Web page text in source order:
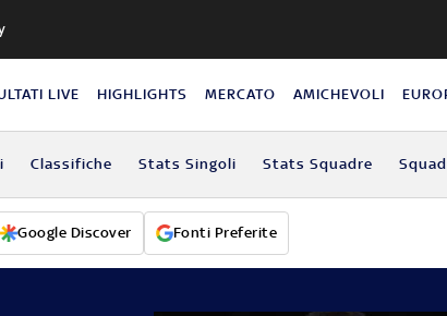
LIVE HIGHLIGHTS MERCATO AMICHEVOLI
Classifiche Stats Singoli Stats Squadre
Google Discover Fonti Preferite